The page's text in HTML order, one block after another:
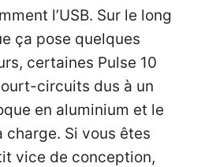
l’USB. Sur le long
ça pose quelques
certaines Pulse 10
circuits dus à un
en aluminium et le
charge. Si vous êtes
vice de conception,